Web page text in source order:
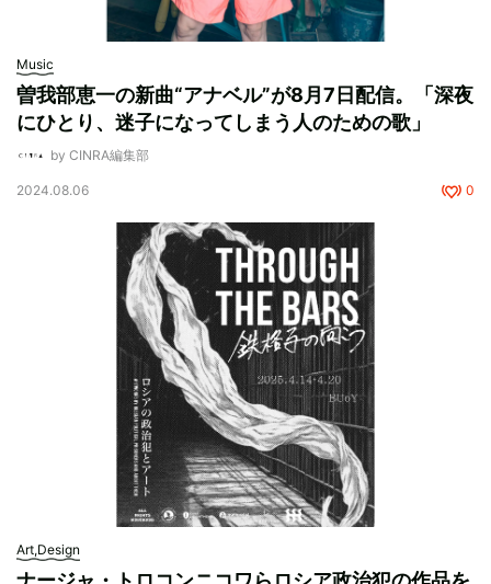
Music
曽我部恵一の新曲“アナベル”が8月7日配信。「深夜
にひとり、迷子になってしまう人のための歌」
by CINRA編集部
2024.08.06 0
Art,Design